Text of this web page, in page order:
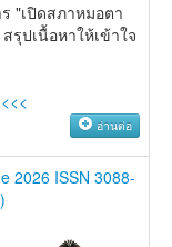
"เปิดสภาหมอตา
รุปเนื้อหาให้เข้าใจ
อ่านต่อ
2026 ISSN 3088-